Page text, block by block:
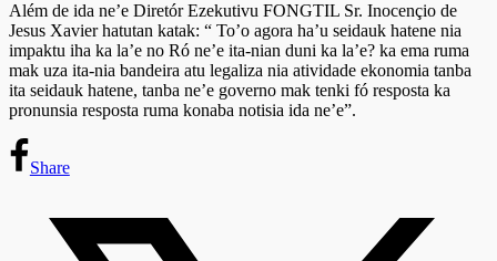
Além de ida ne’e Diretór Ezekutivu FONGTIL Sr. Inocençio de
Jesus Xavier hatutan katak: “ To’o agora ha’u seidauk hatene nia
impaktu iha ka la’e no Ró ne’e ita-nian duni ka la’e? ka ema ruma
mak uza ita-nia bandeira atu legaliza nia atividade ekonomia tanba
ita seidauk hatene, tanba ne’e governo mak tenki fó resposta ka
pronunsia resposta ruma konaba notisia ida ne’e”.
Share